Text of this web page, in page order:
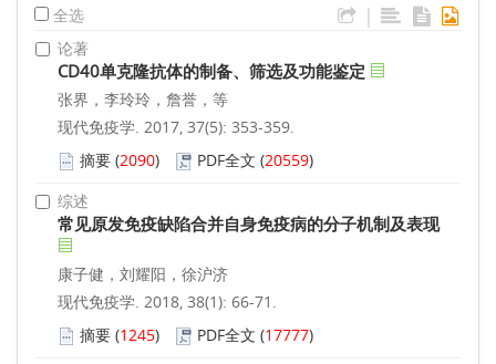
全选 |
论著
CD40单克隆抗体的制备、筛选及功能鉴定
张界，李玲玲，詹誉，等
现代免疫学. 2017, 37(5): 353-359.
摘要 (2090) PDF全文 (20559)
综述
常见原发免疫缺陷合并自身免疫病的分子机制及表现
康子健，刘耀阳，徐沪济
现代免疫学. 2018, 38(1): 66-71.
摘要 (1245) PDF全文 (17777)